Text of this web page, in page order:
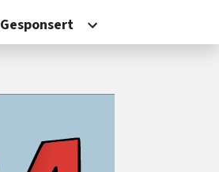
Gesponsert